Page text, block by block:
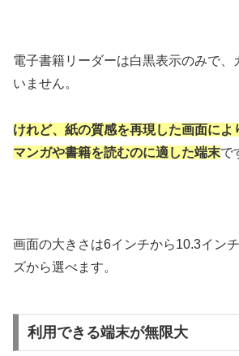
電子書籍リーダーは白黒表示のみで、
いません。
けれど、紙の質感を再現した画面によ
マンガや書籍を読むのに適した端末で
画面の大きさは6インチから10.3イン
ズから選べます。
利用できる端末が無限大